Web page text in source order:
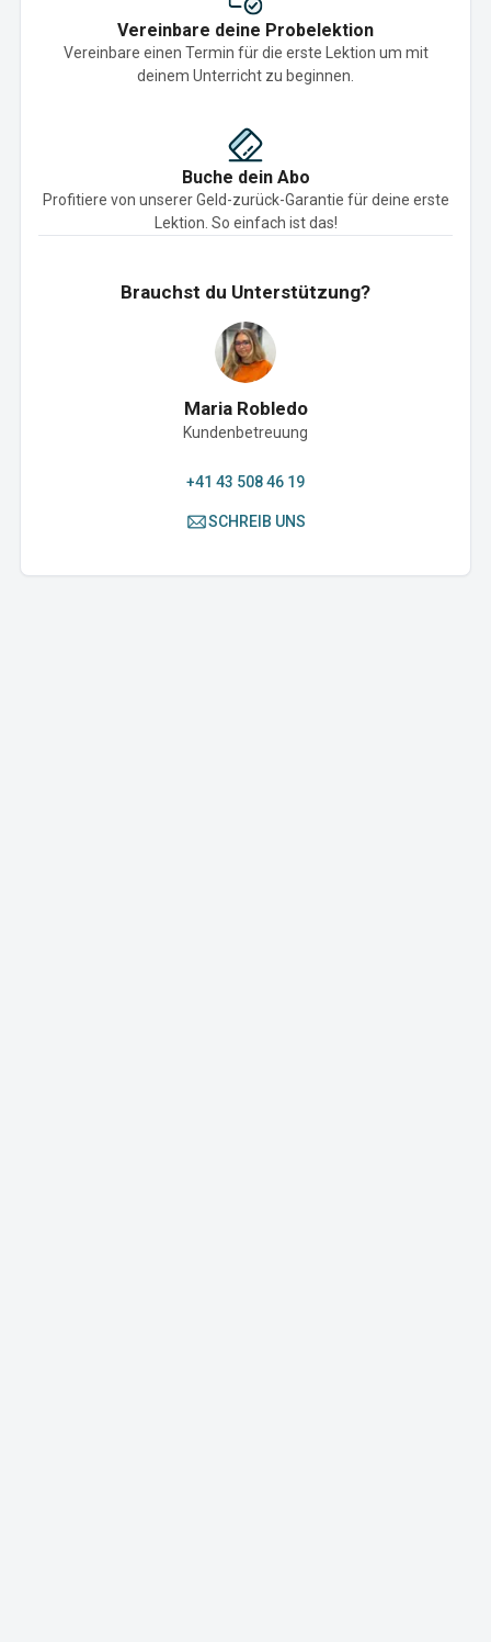
Vereinbare deine Probelektion
Vereinbare einen Termin für die erste Lektion um mit
deinem Unterricht zu beginnen.
Buche dein Abo
Profitiere von unserer Geld-zurück-Garantie für deine erste
Lektion. So einfach ist das!
Brauchst du Unterstützung?
Maria Robledo
Kundenbetreuung
+41 43 508 46 19
SCHREIB UNS